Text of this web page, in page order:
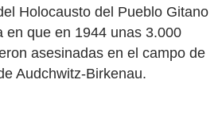
Holocausto del Pueblo Gitano
en que en 1944 unas 3.000
asesinadas en el campo de
Audchwitz-Birkenau.